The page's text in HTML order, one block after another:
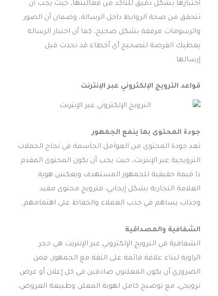
اختبارها بشكل دقيق للتأكد من فعاليتها، حيث يجب أن
تتحقق من صحة الروابط داخل الرسالة، وضمان أن الصور
والرسومات مرفقة بشكل صحيح، كما أن اختبار الرسالة
يعطيك الفرصة لتصحيح أي أخطاء قد تحدث قبل
إرسالها.
قواعد الترويج الإلكتروني عبر الإنترنت
جودة المحتوى بما ينفع الجمهور
تعد جودة المحتوى من العوامل الحاسمة في نجاح الحملات
الترويجية عبر الإنترنت، حيث يجب أن يكون المحتوى المقدم
ذا قيمة حقيقية للجمهور المستهدف ويعكس هوية
العلامة التجارية بشكل إيجابي، فترويج محتوى مفيد
وجذاب يساهم في جذب العملاء والحفاظ على اهتمامهم.
الشفافية والمصداقية
الشفافية في الترويج الإلكتروني عبر الإنترنت هي حجر
الزاوية لبناء علاقة قائمة على الثقة مع الجمهور، فمن
الضروري أن يكون المعلنون صادقين في كل إعلان أو عرض
ترويجي، مع توضيح كامل لهوية المعلن وطبيعة العروض،